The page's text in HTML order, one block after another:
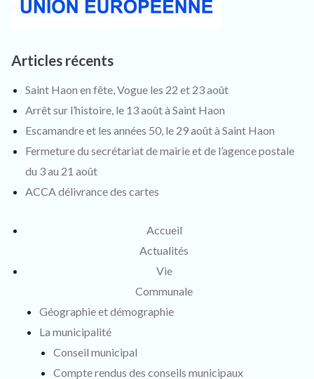
Articles récents
Saint Haon en fête, Vogue les 22 et 23 août
Arrêt sur l’histoire, le 13 août à Saint Haon
Escamandre et les années 50, le 29 août à Saint Haon
Fermeture du secrétariat de mairie et de l’agence postale
du 3 au 21 août
ACCA délivrance des cartes
Accueil
Actualités
Vie
Communale
Géographie et démographie
La municipalité
Conseil municipal
Compte rendus des conseils municipaux